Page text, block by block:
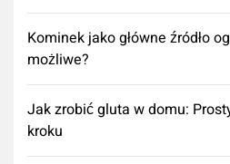
Kominek jako główne źródło
możliwe?
Jak zrobić gluta w domu:
kroku